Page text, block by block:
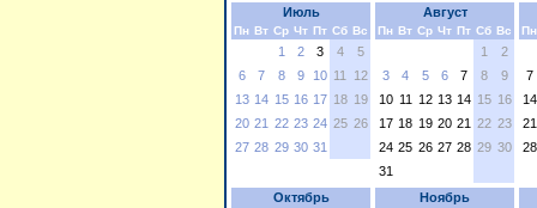
Июль
Пн Вт Ср Чт Пт Сб Вс
1 2 3 4
5
6
7 8 9 10 11
12
13 14 15 16 17 18 19
20 21 22 23 24 25 26
27 28 29 30 31
Август
Пн Вт Ср Чт Пт Сб Вс
1
2
3
4 5 6 7 8
9
10 11 12 13 14 15 16
17 18 19 20 21 22 23
24 25 26 27 28 29 30
31
Пн
7
14
21
28
Октябрь Ноябрь